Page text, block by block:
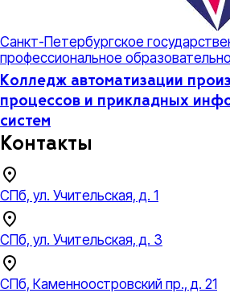
Санкт-Петербургское
профессиональное
Колледж автоматизации
процессов и прикладных
систем
Контакты
СПб, ул. Учительская, д. 1
СПб, ул. Учительская, д. 3
СПб, Каменноостровский пр., д. 21